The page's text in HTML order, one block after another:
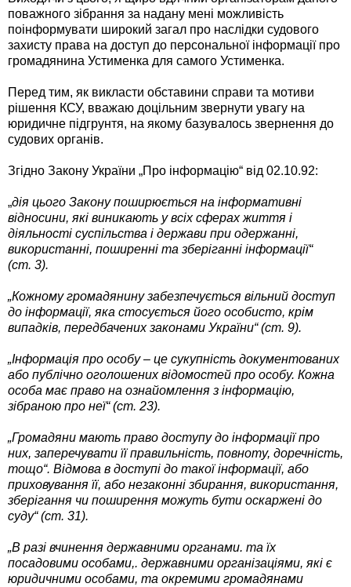
поважного зібрання за надану мені можливість
поінформувати широкий загал про наслідки судового
захисту права на доступ до персональної інформації про
громадянина Устименка для самого Устименка.
Перед тим, як викласти обставини справи та мотиви
рішення КСУ, вважаю доцільним звернути увагу на
юридичне підгрунтя, на якому базувалось звернення до
судових органів.
Згідно Закону України „Про інформацію“ від 02.10.92:
„дія цього Закону поширюється на інформативні
відносини, які виникають у всіх сферах життя і
діяльності суспільства і держави при одержанні,
використанні, поширенні та зберіганні інформації“
(ст. 3).
„Кожному громадянину забезпечується вільний доступ
до інформації, яка стосується його особисто, крім
випадків, передбачених законами України“ (ст. 9).
„Інформація про особу – це сукупність документованих
або публічно оголошених відомостей про особу. Кожна
особа має право на ознайомлення з інформацію,
зібраною про неї“ (ст. 23).
„Громадяни мають право доступу до інформації про
них, заперечувати її правильність, повноту, доречність,
тощо“. Відмова в доступі до такої інформації, або
приховування її, або незаконні збирання, використання,
зберігання чи поширення можуть бути оскаржені до
суду“ (ст. 31).
„В разі вчинення державними органами. та їх
посадовими особами,. державними організаціями, які є
юридичними особами, та окремими громадянами